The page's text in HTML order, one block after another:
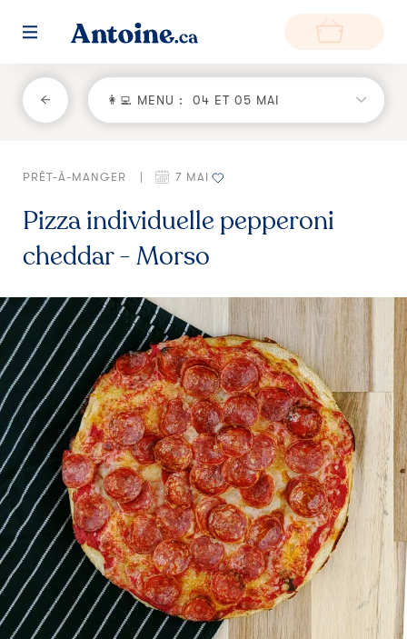
RETOUR
Fonctionnement
Environnement
Producteurs
Zone de livraison
👩‍💻 MENU : 04 ET 05 MAI
PRÊT-À-MANGER 7 MAI
Pizza individuelle pepperoni
cheddar - Morso